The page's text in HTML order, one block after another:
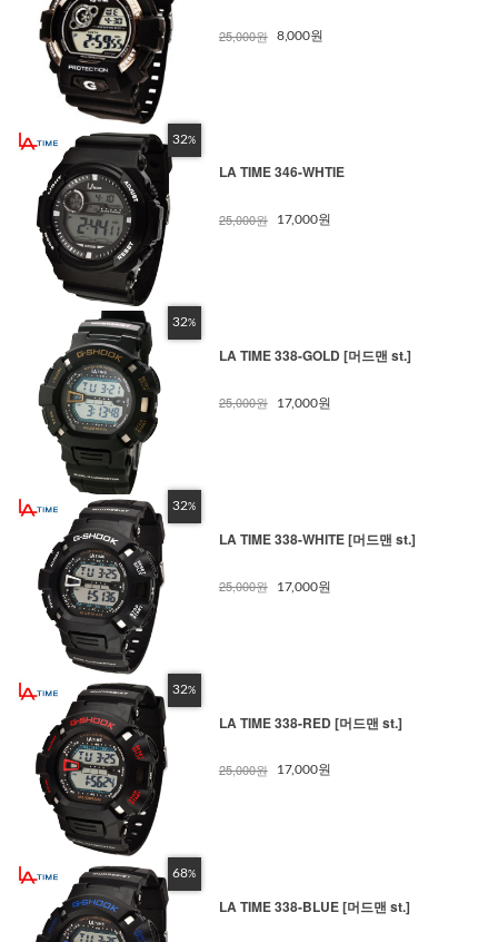
25,000원 8,000원
32%
LA TIME 346-WHTIE
25,000원 17,000원
32%
LA TIME 338-GOLD [머드맨 st.]
25,000원 17,000원
32%
LA TIME 338-WHITE [머드맨 st.]
25,000원 17,000원
32%
LA TIME 338-RED [머드맨 st.]
25,000원 17,000원
68%
LA TIME 338-BLUE [머드맨 st.]